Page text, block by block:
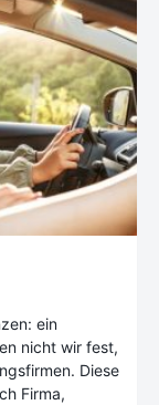
ein
nicht wir fest,
Diese
Firma,